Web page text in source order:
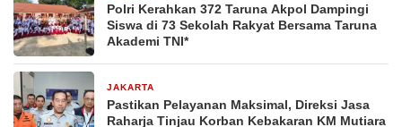
Polri Kerahkan 372 Taruna Akpol Dampingi
Siswa di 73 Sekolah Rakyat Bersama Taruna
Akademi TNI*
JAKARTA
Pastikan Pelayanan Maksimal, Direksi Jasa
Raharja Tinjau Korban Kebakaran KM Mutiara